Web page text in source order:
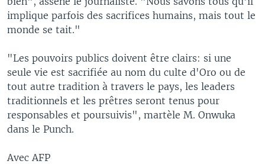
implique parfois des sacrifices humains, mais tout le
monde se tait."
"Les pouvoirs publics doivent être clairs: si une
seule vie est sacrifiée au nom du culte d'Oro ou de
tout autre tradition à travers le pays, les leaders
traditionnels et les prêtres seront tenus pour
responsables et poursuivis", martèle M. Onwuka
dans le Punch.
Avec AFP